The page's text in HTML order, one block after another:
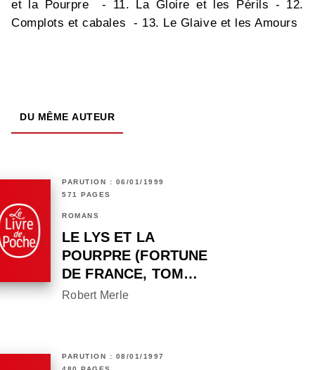
et la Pourpre - 11. La Gloire et les Périls - 12.
Complots et cabales - 13. Le Glaive et les Amours
DU MÊME AUTEUR
PARUTION : 06/01/1999
571 PAGES
ROMANS
LE LYS ET LA
POURPRE (FORTUNE
DE FRANCE, TOM…
Robert Merle
PARUTION : 08/01/1997